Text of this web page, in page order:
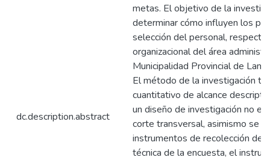
dc.description.abstract
metas. El objetivo de la
determinar cómo influyen los
selección del personal, respecto
organizacional del área
Municipalidad Provincial de
El método de la investigación
cuantitativo de alcance
un diseño de investigación no
corte transversal, asimismo se
instrumentos de recolección de
técnica de la encuesta, el